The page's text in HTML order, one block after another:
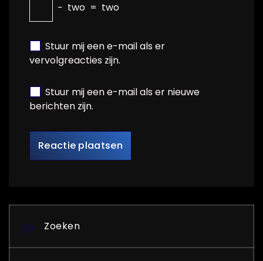
− two = two
Stuur mij een e-mail als er
vervolgreacties zijn.
Stuur mij een e-mail als er nieuwe
berichten zijn.
Zoeken